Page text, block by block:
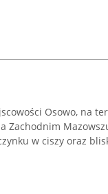
Osowo, na
Zachodnim
w ciszy oraz